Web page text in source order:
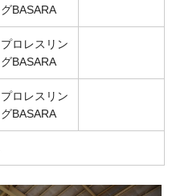
グBASARA
プロレスリン
グBASARA
プロレスリン
グBASARA